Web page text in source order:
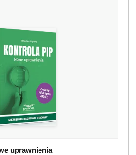
uprawnienia